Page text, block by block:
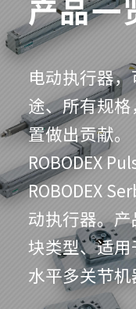
产品
电动执行器
途、所有规
置做出贡献。
ROBODEX
ROBODEX
动执行器。
块类型、适
水平多关节